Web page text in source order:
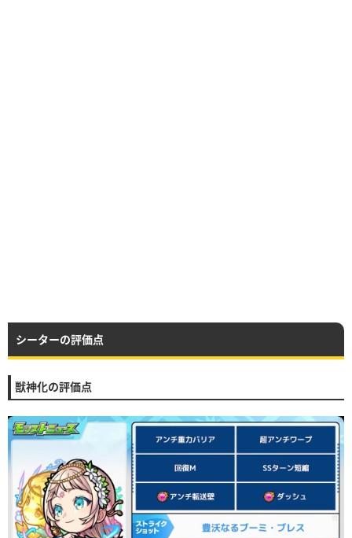
シーターの評価点
獣神化の評価点